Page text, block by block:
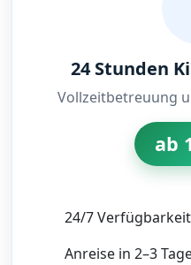
24 Stunden
Vollzeitbetreuung
ab
24/7 Verfügbarkeit
Anreise in 2–3